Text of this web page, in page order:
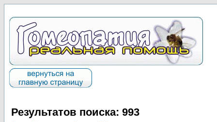
Результатов поиска: 993